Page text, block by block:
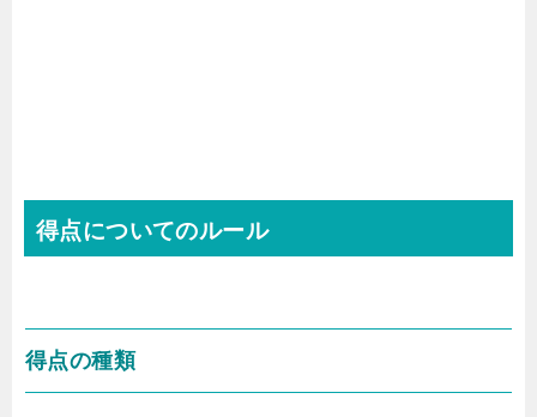
得点についてのルール
得点の種類